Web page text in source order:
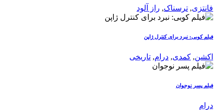
فانتزی, ترسناک, راز آلود
فیلم کوبی: نبرد برای کنترل ژاپن
اکشن, کمدی, درام, تاریخی
فیلم پسر نوجوان
درام